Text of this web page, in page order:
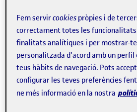
00:30
Fem servircookies pròpies i de
correctament totes les
finalitats analítiques i per mostrar-
personalitzada d'acord amb un
teus hàbits de navegació. Pots
configurar les teves preferències
ne més informació en la nostra